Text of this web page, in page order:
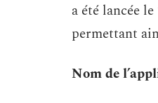
a été lancée
permettant
Nom de